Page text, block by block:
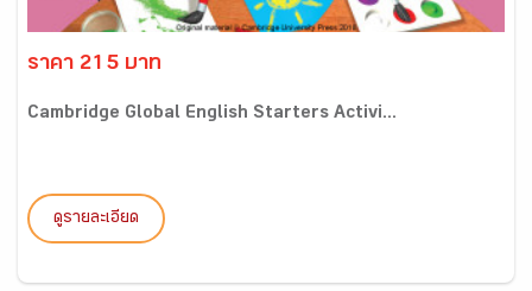
ราคา 215 บาท
Cambridge Global English Starters Activi...
ดูรายละเอียด